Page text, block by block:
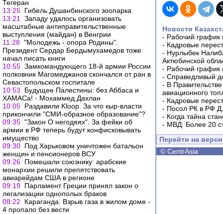
Тегеран
13:25 Гибель Душанбинского зоопарка
13:21
Западу удалось организовать
масштабные антиправительственные
выступления (майдан) в Венгрии
11:28 "Молодежь - опора Родины".
Президент Сердар Бердымухамедов тоже
начал писать книги
10:55 Замкомандующего 18-й армии России
полковник Магомеджанов скончался от ран в
Севастопольском госпитале
10:53
Будущее Палестины: без Аббаса и
ХАМАСа! - Мохаммед Дахлан
10:05 Раздавили Kloop. За что кыр-власти
прикончили "СМИ-образное образование"?
09:35 "Закон О негодяях". За фейки об
армии в РФ теперь будут конфисковывать
имущество
09:30 Под Харьковом уничтожен батальон
женщин и пенсионеров ВСУ
09:26 Помешали союзнику: арабские
монархии решили препятствовать
авиарейдам США в регионе
09:19 Парламент Греции принял закон о
легализации однополых браков
08:22
Караганда. Взрыв газа в жилом доме -
4 пропало без вести
Новости
- Рабочий график
- Кадровые
- Нурлыбек
Актюбинской
- Рабочий график
- Справедливый
- В
авиационного
- Кадровые
- Посол РК в РФ
- Когда тайна
- МВД: Более 20
Перейти на
© CentrAsia